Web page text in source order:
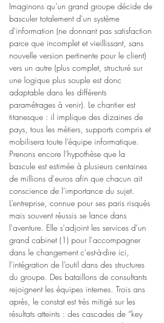
Imaginons qu’un grand groupe décide de
basculer totalement d'un système
d'information (ne donnant pas satisfaction
parce que incomplet et vieillissant, sans
nouvelle version pertinente pour le client)
vers un autre (plus complet, structuré sur
une logique plus souple est donc
adaptable dans les différents
paramétrages à venir). Le chantier est
titanesque : il implique des dizaines de
pays, tous les métiers, supports compris et
mobilisera toute l’équipe informatique.
Prenons encore l’hypothèse que la
bascule est estimée à plusieurs centaines
de millions d'euros afin que chacun ait
conscience de l’importance du sujet.
L’entreprise, connue pour ses paris risqués
mais souvent réussis se lance dans
l'aventure. Elle s'adjoint les services d'un
grand cabinet (1) pour l'accompagner
dans le changement c'est-à-dire ici,
l’intégration de l’outil dans des structures
du groupe. Des bataillons de consultants
rejoignent les équipes internes. Trois ans
après, le constat est très mitigé sur les
résultats atteints : des cascades de “key